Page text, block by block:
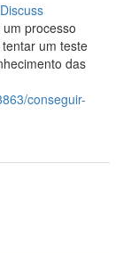
Discuss
processo
um teste
das
conseguir-